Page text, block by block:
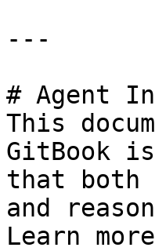
---
# Agent
This
GitBook
that both
and
Learn